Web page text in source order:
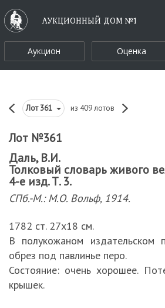
АУКЦИОННЫЙ ДОМ №1
Аукцион Оценка
Лот361 из 409 лотов
Лот №361
Даль, В.И.
Толковый словарь живого
4-е изд. Т. 3.
СПб.-М.: М.О. Вольф, 1914.
1782 ст. 27х18 см.
В полукожаном издательском
обрез под павлинье перо.
Состояние: очень хорошее.
крышек.